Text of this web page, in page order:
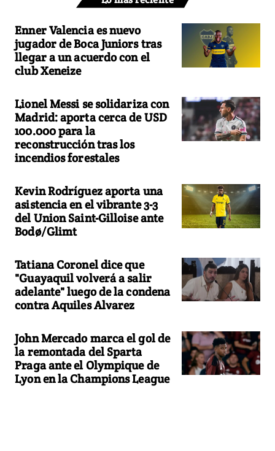
Enner Valencia es nuevo
jugador de Boca Juniors tras
llegar a un acuerdo con el
club Xeneize
Lionel Messi se solidariza con
Madrid: aporta cerca de USD
100.000 para la
reconstrucción tras los
incendios forestales
Kevin Rodríguez aporta una
asistencia en el vibrante 3-3
del Union Saint-Gilloise ante
Bodø/Glimt
Tatiana Coronel dice que
"Guayaquil volverá a salir
adelante" luego de la condena
contra Aquiles Alvarez
John Mercado marca el gol de
la remontada del Sparta
Praga ante el Olympique de
Lyon en la Champions League